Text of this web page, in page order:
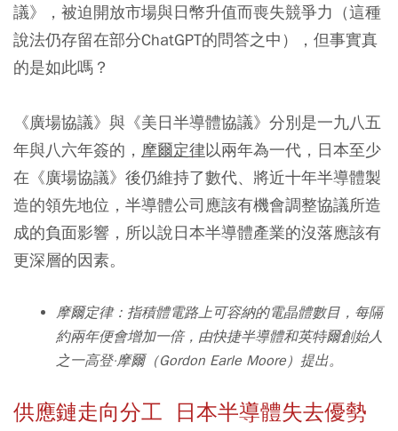
議》，被迫開放市場與日幣升值而喪失競爭力（這種
說法仍存留在部分ChatGPT的問答之中），但事實真
的是如此嗎？
《廣場協議》與《美日半導體協議》分別是一九八五
年與八六年簽的， 摩爾定律以兩年為一代，日本至少
在《廣場協議》後仍維持了數代、將近十年半導體製
造的領先地位，半導體公司應該有機會調整協議所造
成的負面影響，所以說日本半導體產業的沒落應該有
更深層的因素。
摩爾定律：指積體電路上可容納的電晶體數目，每隔
約兩年便會增加一倍，由快捷半導體和英特爾創始人
之一高登·摩爾（Gordon Earle Moore）提出。
供應鏈走向分工 日本半導體失去優勢